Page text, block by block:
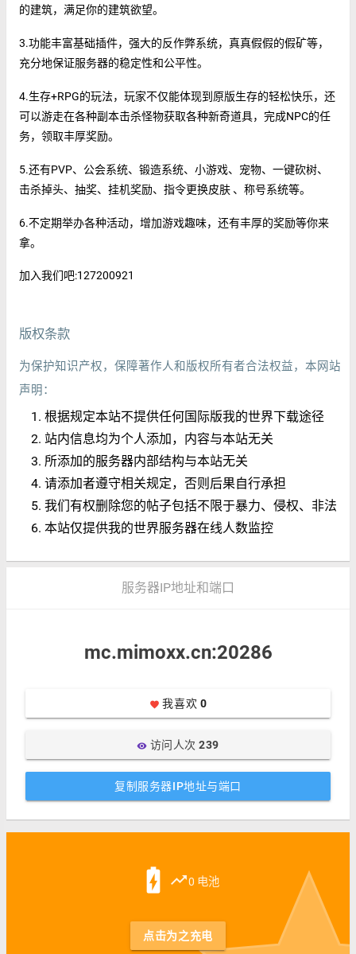
的建筑，满足你的建筑欲望。
3.功能丰富基础插件，强大的反作弊系统，真真假假的假矿等，
充分地保证服务器的稳定性和公平性。
4.生存+RPG的玩法，玩家不仅能体现到原版生存的轻松快乐，还
可以游走在各种副本击杀怪物获取各种新奇道具，完成NPC的任
务，领取丰厚奖励。
5.还有PVP、公会系统、锻造系统、小游戏、宠物、一键砍树、
击杀掉头、抽奖、挂机奖励、指令更换皮肤 、称号系统等。
6.不定期举办各种活动，增加游戏趣味，还有丰厚的奖励等你来
拿。
加入我们吧:127200921
版权条款
为保护知识产权，保障著作人和版权所有者合法权益，本网站
声明：
根据规定本站不提供任何国际版我的世界下载途径
站内信息均为个人添加，内容与本站无关
所添加的服务器内部结构与本站无关
请添加者遵守相关规定，否则后果自行承担
我们有权删除您的帖子包括不限于暴力、侵权、非法
本站仅提供我的世界服务器在线人数监控
服务器IP地址和端口
mc.mimoxx.cn:20286
favorite 我喜欢 0
visibility访问人次239
复制服务器IP地址与端口
battery_charging_full trending_up0 电池
点击为之充电